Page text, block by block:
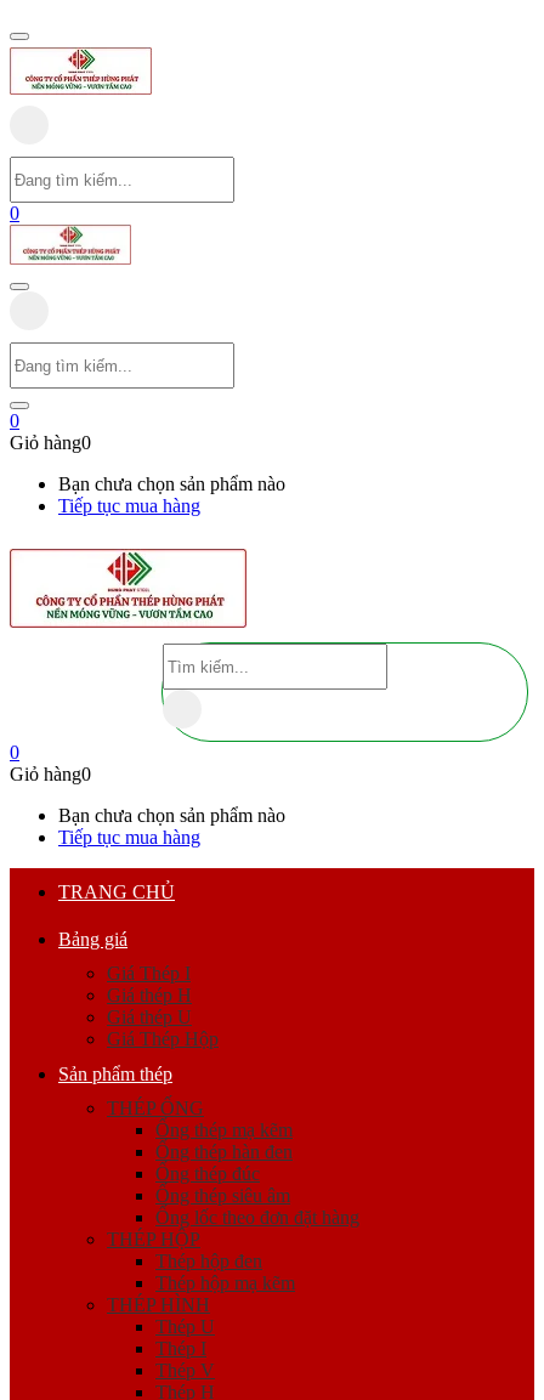
0
0
Giỏ hàng0
Bạn chưa chọn sản phẩm nào
Tiếp tục mua hàng
0
Giỏ hàng0
Bạn chưa chọn sản phẩm nào
Tiếp tục mua hàng
TRANG CHỦ
Bảng giá
Giá Thép I
Giá thép H
Giá thép U
Giá Thép Hộp
Sản phẩm thép
THÉP ỐNG
Ống thép mạ kẽm
Ống thép hàn đen
Ống thép đúc
Ống thép siêu âm
Ống lốc theo đơn đặt hàng
THÉP HỘP
Thép hộp đen
Thép hộp mạ kẽm
THÉP HÌNH
Thép U
Thép I
Thép V
Thép H